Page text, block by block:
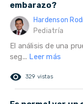
embarazo?
Hardenson
Pediatría
El análisis de una
seg... Leer más
remove_red_eye 329 vistas